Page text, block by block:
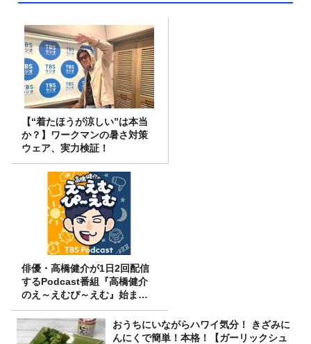
【“着たほうが涼しい”は本当
か？】ワークマンの暑さ対策
ウェア、実力検証！
俳優・高橋健介が1日2回配信
するPodcast番組『高橋健介
のえ～えむぴ～えむ』始まり
ます
おうちにいながらハワイ気分！ きざみに
んにくで簡単！本格！【ガーリックシュ